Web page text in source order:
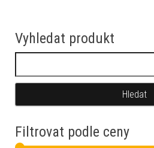
Vyhledat produkt
Filtrovat podle ceny